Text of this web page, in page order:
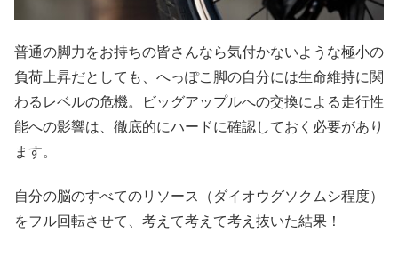
普通の脚力をお持ちの皆さんなら気付かないような極小の
負荷上昇だとしても、へっぽこ脚の自分には生命維持に関
わるレベルの危機。ビッグアップルへの交換による走行性
能への影響は、徹底的にハードに確認しておく必要があり
ます。
自分の脳のすべてのリソース（ダイオウグソクムシ程度）
をフル回転させて、考えて考えて考え抜いた結果！